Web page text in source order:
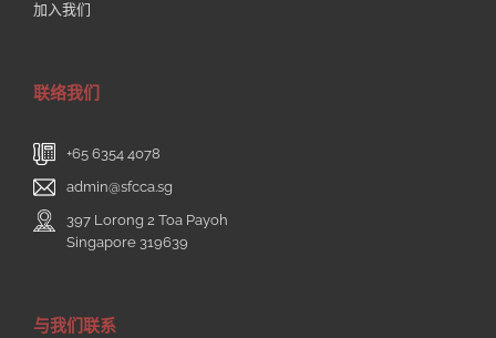
加入我们
联络我们
+65 6354 4078
admin@sfcca.sg
397 Lorong 2 Toa Payoh
Singapore 319639
与我们联系